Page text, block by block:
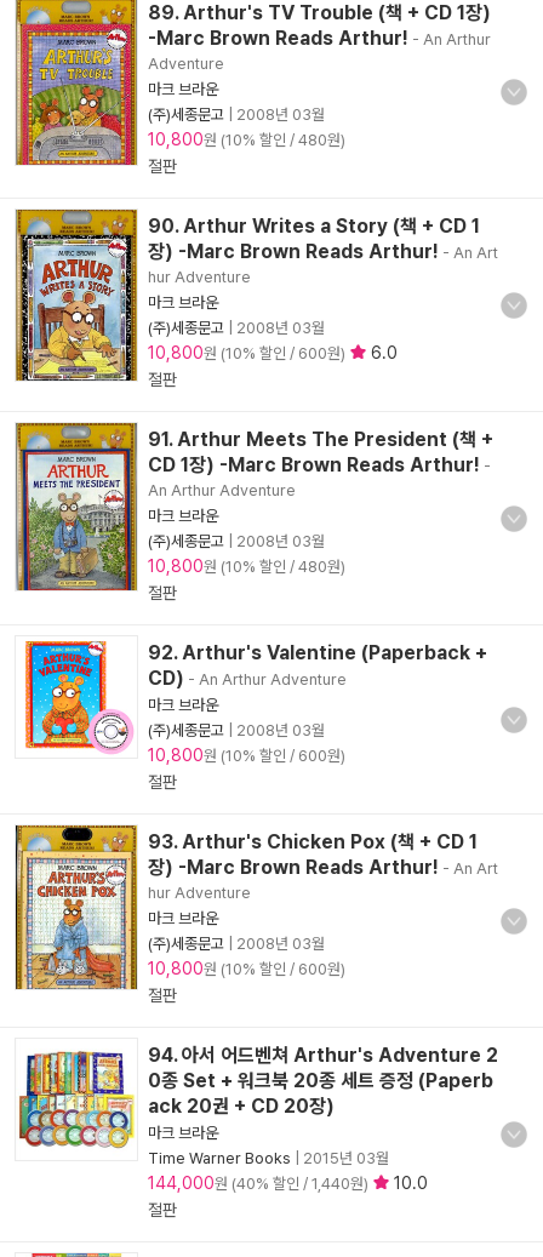
89. Arthur's TV Trouble (책 + CD 1장)
-Marc Brown Reads Arthur! - An Arthur
Adventure
마크 브라운
(주)세종문고
2008년 03월
10,800원 (10% 할인 / 480원)
절판
90. Arthur Writes a Story (책 + CD 1
장) -Marc Brown Reads Arthur! - An Art
hur Adventure
마크 브라운
(주)세종문고
2008년 03월
10,800원 (10% 할인 / 600원)
6.0
절판
91. Arthur Meets The President (책 +
CD 1장) -Marc Brown Reads Arthur! -
An Arthur Adventure
마크 브라운
(주)세종문고
2008년 03월
10,800원 (10% 할인 / 480원)
절판
92. Arthur's Valentine (Paperback +
CD) - An Arthur Adventure
마크 브라운
(주)세종문고
2008년 03월
10,800원 (10% 할인 / 600원)
절판
93. Arthur's Chicken Pox (책 + CD 1
장) -Marc Brown Reads Arthur! - An Art
hur Adventure
마크 브라운
(주)세종문고
2008년 03월
10,800원 (10% 할인 / 600원)
절판
94. 아서 어드벤쳐 Arthur's Adventure 2
0종 Set + 워크북 20종 세트 증정 (Paperb
ack 20권 + CD 20장)
마크 브라운
Time Warner Books
2015년 03월
144,000원 (40% 할인 / 1,440원)
10.0
절판